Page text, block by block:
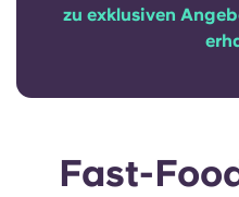
zu exklusiven
Fast-